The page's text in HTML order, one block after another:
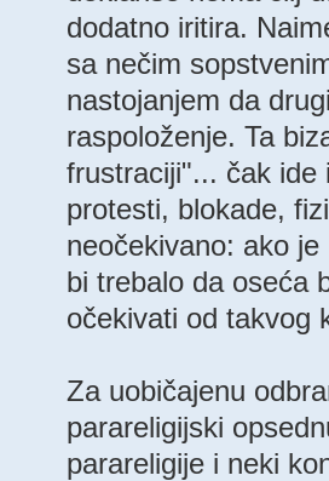
dodatno iritira.
sa nečim
nastojanjem da
raspoloženje. Ta
frustraciji"... čak ide
protesti, blokade,
neočekivano: ako
bi trebalo da oseća
očekivati od takvog
Za uobičajenu
parareligijski
parareligije i neki